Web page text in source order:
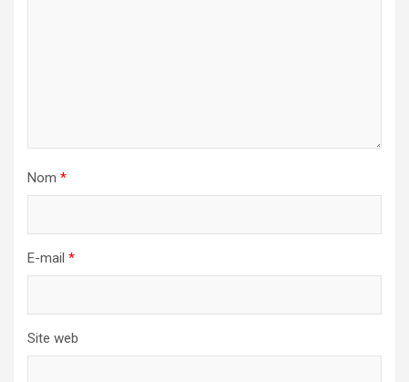
Nom *
E-mail *
Site web